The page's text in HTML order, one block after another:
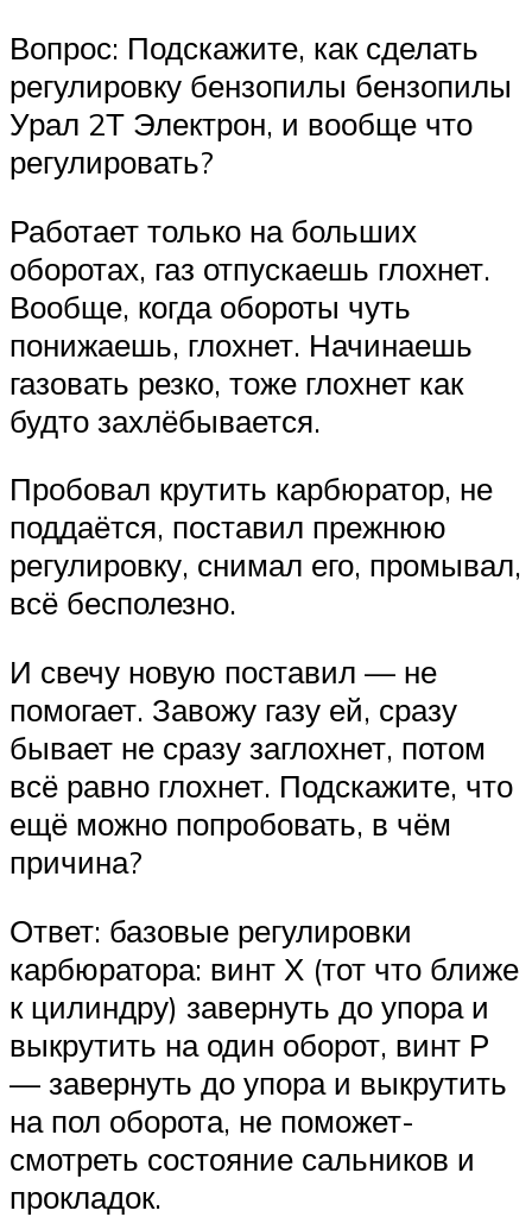
Вопрос: Подскажите, как сделать
регулировку бензопилы бензопилы
Урал 2Т Электрон, и вообще что
регулировать?
Работает только на больших
оборотах, газ отпускаешь глохнет.
Вообще, когда обороты чуть
понижаешь, глохнет. Начинаешь
газовать резко, тоже глохнет как
будто захлёбывается.
Пробовал крутить карбюратор, не
поддаётся, поставил прежнюю
регулировку, снимал его, промывал,
всё бесполезно.
И свечу новую поставил — не
помогает. Завожу газу ей, сразу
бывает не сразу заглохнет, потом
всё равно глохнет. Подскажите, что
ещё можно попробовать, в чём
причина?
Ответ: базовые регулировки
карбюратора: винт Х (тот что ближе
к цилиндру) завернуть до упора и
выкрутить на один оборот, винт Р
— завернуть до упора и выкрутить
на пол оборота, не поможет-
смотреть состояние сальников и
прокладок.